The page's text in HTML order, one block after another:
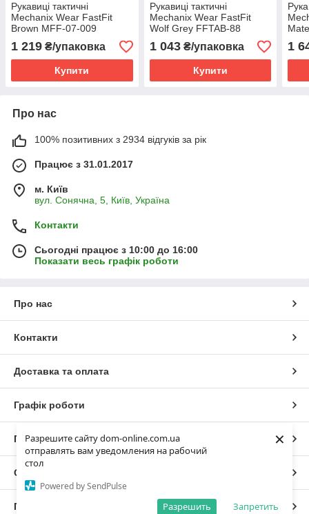
Разрешите сайту dom-online.com.ua
отправлять вам уведомления на рабочий
стол
Powered by SendPulse
Запретить
Разрешить
×
Рукавиці тактичні
Mechanix Wear FastFit
Brown MFF-07-009
1 219 ₴/упаковка
Купити
Рукавиці тактичні
Mechanix Wear FastFit
Wolf Grey FFTAB-88
1 043₴/упаковка
Купити
1
Про нас
100% позитивних з 2934 відгуків за рік
Працює з 31.01.2017
м. Київ
вул. Сонячна, 5, Київ, Україна
Контакти
Сьогодні працює з 10:00 до 16:00
Показати весь графік роботи
Про нас
Контакти
Доставка та оплата
Графік роботи
Повна версія сайту
Сайт створено на маркетплейсі
Політика конфіденційності